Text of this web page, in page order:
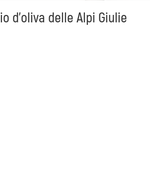
d'oliva delle Alpi Giulie